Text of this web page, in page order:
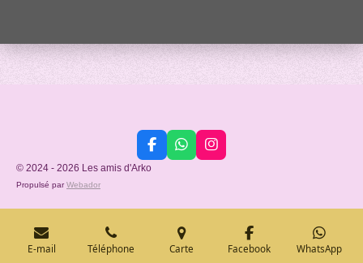
F
a
W
h
p
p
I
n
© 2024 - 2026 Les amis d'Arko
Propulsé parWebador
E-mail Téléphone Carte Facebook WhatsApp